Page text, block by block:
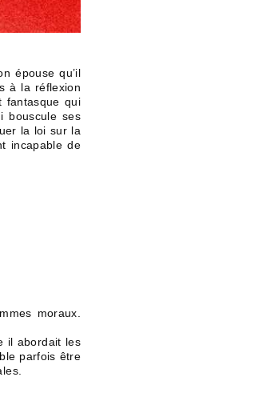
épouse qu’il
à la réflexion
fantasque qui
bouscule ses
la loi sur la
incapable de
moraux.
il abordait les
parfois être